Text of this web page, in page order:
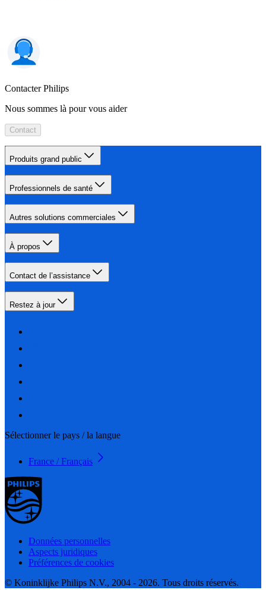
Contacter Philips
Nous sommes là pour vous aider
Contact
Produits grand public
Professionnels de santé
Autres solutions commerciales
À propos
Contact de l’assistance
Restez à jour
Sélectionner le pays / la langue
France / Français
Données personnelles
Aspects juridiques
Préférences de cookies
© Koninklijke Philips N.V., 2004 - 2026. Tous droits réservés.